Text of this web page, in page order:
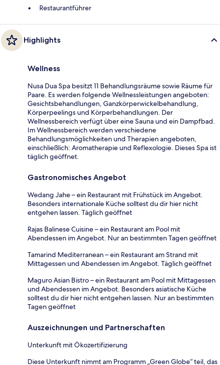
Restaurantführer
Highlights
Wellness
Nusa Dua Spa besitzt 11 Behandlungsräume sowie Räume für
Paare. Es werden folgende Wellnessleistungen angeboten:
Gesichtsbehandlungen, Ganzkörperwickelbehandlung,
Körperpeelings und Körperbehandlungen. Der
Wellnessbereich verfügt über eine Sauna und ein Dampfbad.
Im Wellnessbereich werden verschiedene
Behandlungsmöglichkeiten und Therapien angeboten,
einschließlich: Aromatherapie und Reflexologie. Dieses Spa ist
täglich geöffnet.
Gastronomisches Angebot
Wedang Jahe – ein Restaurant mit Frühstück im Angebot.
Besonders internationale Küche solltest du dir hier nicht
entgehen lassen. Täglich geöffnet
Rajas Balinese Cuisine – ein Restaurant am Pool mit
Abendessen im Angebot. Nur an bestimmten Tagen geöffnet
Tamarind Mediterranean – ein Restaurant am Strand mit
Mittagessen und Abendessen im Angebot. Täglich geöffnet
Maguro Asian Bistro – ein Restaurant am Pool mit Mittagessen
und Abendessen im Angebot. Besonders asiatische Küche
solltest du dir hier nicht entgehen lassen. Nur an bestimmten
Tagen geöffnet
Auszeichnungen und Partnerschaften
Unterkunft mit Ökozertifizierung
Diese Unterkunft nimmt am Programm „Green Globe“ teil, das